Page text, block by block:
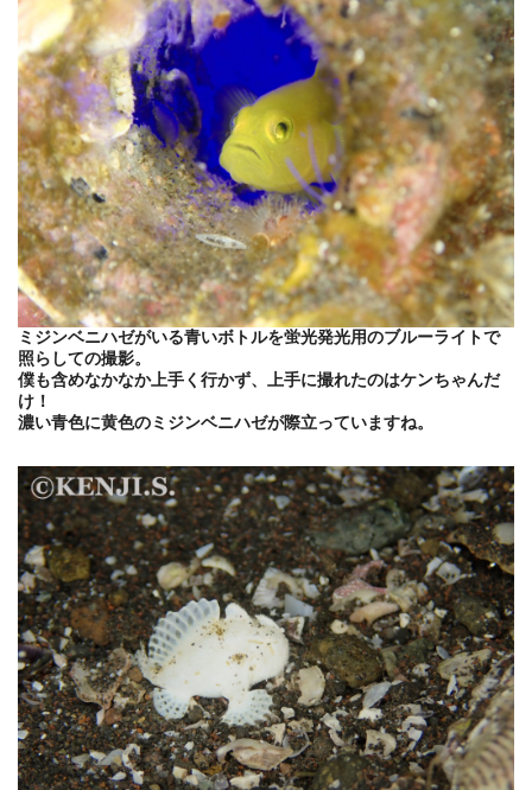
ミジンベニハゼがいる青いボトルを蛍光発光用のブルーライトで
照らしての撮影。
僕も含めなかなか上手く行かず、上手に撮れたのはケンちゃんだ
け！
濃い青色に黄色のミジンベニハゼが際立っていますね。